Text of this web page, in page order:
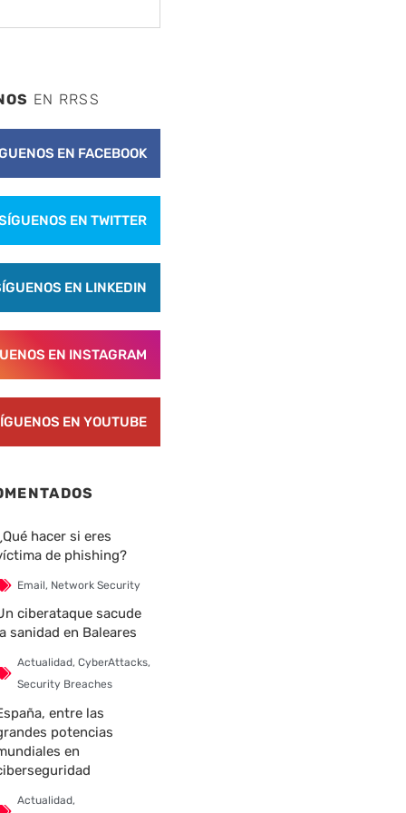
EN RRSS
EN FACEBOOK
EN TWITTER
EN LINKEDIN
EN INSTAGRAM
EN YOUTUBE
hacer si eres
de phishing?
Email, Network Security
ciberataque sacude
sanidad en Baleares
Actualidad, CyberAttacks,
Security Breaches
entre las
potencias
en
Actualidad,